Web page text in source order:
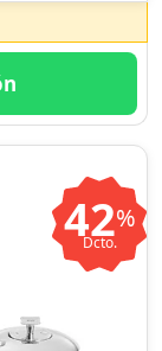
42%
Dcto.